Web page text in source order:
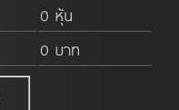
0 หุ้น
0 บาท